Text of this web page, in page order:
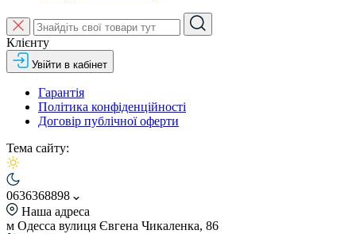
Клієнту
Увійти в кабінет
Гарантія
Політика конфіденційності
Договір публічної оферти
Тема сайту:
0636368898
Наша адреса
м Одесса вулиця Євгена Чикаленка, 86